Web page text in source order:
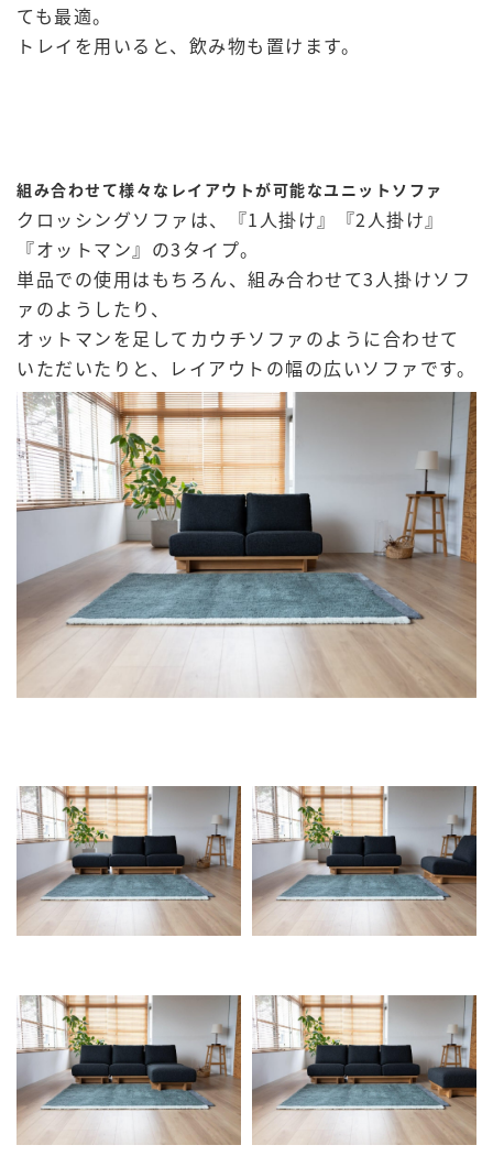
ても最適。
トレイを用いると、飲み物も置けます。
組み合わせて様々なレイアウトが可能なユニットソファ
クロッシングソファは、『1人掛け』『2人掛け』
『オットマン』の3タイプ。
単品での使用はもちろん、組み合わせて3人掛けソフ
ァのようしたり、
オットマンを足してカウチソファのように合わせて
いただいたりと、レイアウトの幅の広いソファです。